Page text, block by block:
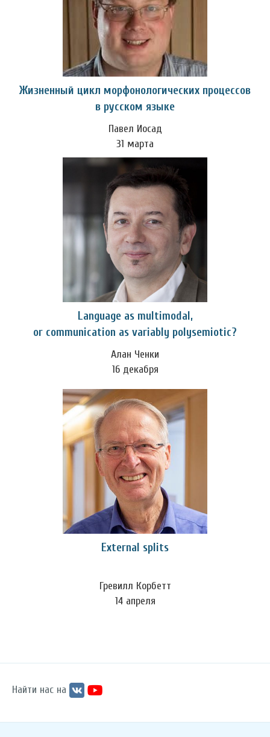
Жизненный цикл морфонологических процессов
в русском языке
Павел Иосад
31 марта
Language as multimodal,
or communication as variably polysemiotic?
Алан Ченки
16 декабря
External splits
Гревилл Корбетт
14 апреля
Найти нас на